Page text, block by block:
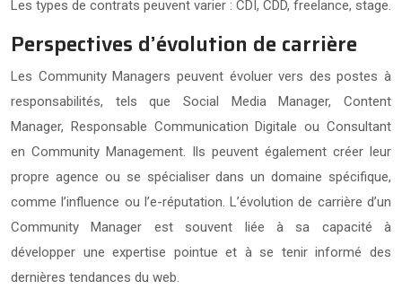
Les types de contrats peuvent varier : CDI, CDD, freelance, stage.
Perspectives d’évolution de carrière
Les Community Managers peuvent évoluer vers des postes à
responsabilités, tels que Social Media Manager, Content
Manager, Responsable Communication Digitale ou Consultant
en Community Management. Ils peuvent également créer leur
propre agence ou se spécialiser dans un domaine spécifique,
comme l’influence ou l’e-réputation. L’évolution de carrière d’un
Community Manager est souvent liée à sa capacité à
développer une expertise pointue et à se tenir informé des
dernières tendances du web.